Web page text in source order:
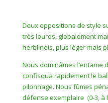
Deux oppositions de style
très lourds, globalement
herblinois, plus léger mais
Nous dominâmes l’entame
confisqua rapidement le
pilonnage. Nous fûmes
défense exemplaire (0-3, à